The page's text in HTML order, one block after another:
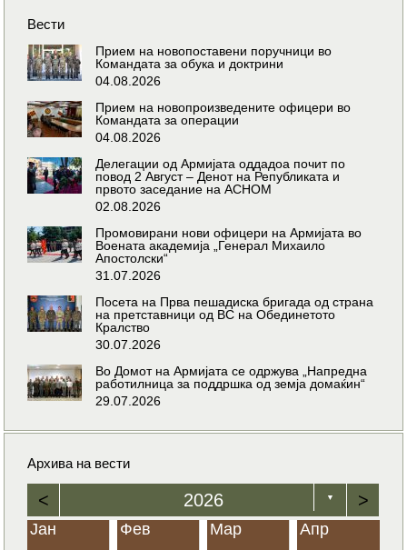
Вести
Прием на новопоставени поручници во
Командата за обука и доктрини
04.08.2026
Прием на новопроизведените офицери во
Командата за операции
04.08.2026
Делегации од Армијата оддадоа почит по
повод 2 Август – Денот на Републиката и
првото заседание на АСНОМ
02.08.2026
Промовирани нови офицери на Армијата во
Воената академија „Генерал Михаило
Апостолски“
31.07.2026
Посета на Прва пешадиска бригада од страна
на претставници од ВС на Обединетото
Кралство
30.07.2026
Во Домот на Армијата се одржува „Напредна
работилница за поддршка од земја домаќин“
29.07.2026
Архива на вести
< 2026 ▼ >
Јан Фев Мар Апр